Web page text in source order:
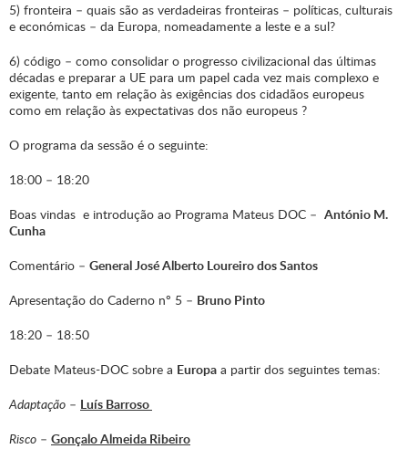
5) fronteira – quais são as verdadeiras fronteiras – políticas, culturais
e económicas – da Europa, nomeadamente a leste e a sul?
6) código – como consolidar o progresso civilizacional das últimas
décadas e preparar a UE para um papel cada vez mais complexo e
exigente, tanto em relação às exigências dos cidadãos europeus
como em relação às expectativas dos não europeus ?
O programa da sessão é o seguinte:
18:00 – 18:20
Boas vindas e introdução ao Programa Mateus DOC – António M.
Cunha
Comentário – General José Alberto Loureiro dos Santos
Apresentação do Caderno nº 5 – Bruno Pinto
18:20 – 18:50
Debate Mateus-DOC sobre a Europa a partir dos seguintes temas:
Adaptação – Luís Barroso
Risco – Gonçalo Almeida Ribeiro